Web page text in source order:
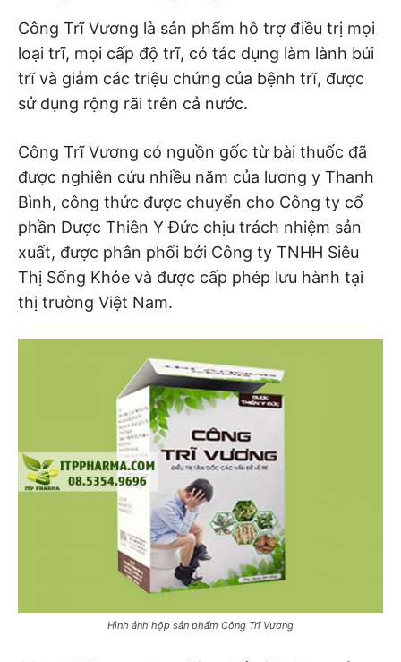
Công Trĩ Vương là sản phẩm hỗ trợ điều trị mọi
loại trĩ, mọi cấp độ trĩ, có tác dụng làm lành búi
trĩ và giảm các triệu chứng của bệnh trĩ, được
sử dụng rộng rãi trên cả nước.
Công Trĩ Vương có nguồn gốc từ bài thuốc đã
được nghiên cứu nhiều năm của lương y Thanh
Bình, công thức được chuyển cho Công ty cổ
phần Dược Thiên Y Đức chịu trách nhiệm sản
xuất, được phân phối bởi Công ty TNHH Siêu
Thị Sống Khỏe và được cấp phép lưu hành tại
thị trường Việt Nam.
Hình ảnh hộp sản phẩm Công Trĩ Vương